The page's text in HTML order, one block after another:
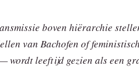
boven hiërarchie
van Bachofen of
wordt leeftijd gezien als een